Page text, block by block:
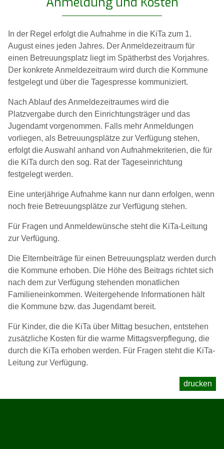
In der Regel erfolgt die Aufnahme in die KiTa zum 1.
August eines jeden Jahres. Der Anmeldezeitraum für
einen Betreuungsplatz liegt im Spätherbst des Vorjahres.
Der konkrete Anmeldezeitraum wird durch die Kommune
festgelegt und über die Tagespresse kommuniziert.
Nach Ablauf des Anmeldezeitraumes wird die
Platzvergabe durch den Einrichtungsträger und das
Jugendamt vorgenommen. Falls mehr Anmeldungen
vorliegen, als Betreuungsplätze zur Verfügung stehen,
erfolgt die Auswahl anhand von Aufnahmekriterien, die für
die KiTa durch den sog. Rat der Tageseinrichtung
festgelegt werden.
Eine unterjährige Aufnahme kann nur dann erfolgen, wenn
noch freie Betreuungsplätze zur Verfügung stehen.
Für Fragen und Anmeldewünsche steht die KiTa-Leitung
zur Verfügung.
Die Elternbeiträge für einen Betreuungsplatz werden durch
die Kommune erhoben. Die Höhe des Beitrags richtet sich
nach dem zur Verfügung stehenden monatlichen
Familieneinkommen. Weitergehende Informationen hält
die Kommune bzw. das Jugendamt bereit.
Für Kinder, die die KiTa über Mittag besuchen, entstehen
zusätzliche Kosten für die warme Mittagsverpflegung, die
durch die KiTa erhoben werden. Für Fragen steht die KiTa-
Leitung zur Verfügung.
drucken